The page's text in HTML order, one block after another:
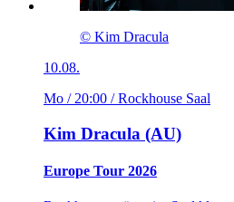
© Kim Dracula
10.08.
Mo / 20:00 / Rockhouse Saal
Kim Dracula (AU)
Europe Tour 2026